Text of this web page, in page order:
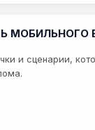
МОБИЛЬНОГО
и сценарии,